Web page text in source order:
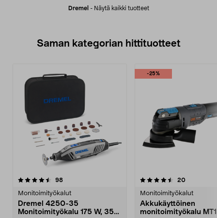
Dremel - Näytä kaikki tuotteet
Saman kategorian hittituotteet
98arvostelut
Monitoimityökalut
Dremel 4250-35
Monitoimityökalu 175 W, 35
-25%
4.5 viidestä
20arvostelut
Monitoimityökalut
Akkukäyttöinen
monitoimityökalu
4.5 viidestä